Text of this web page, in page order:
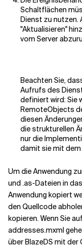
Schaltflächen
Dienst zu nutzen.
"Aktualisieren"
vom Server
Beachten Sie,
Aufrufs des
definiert wird: Sie
RemoteObjects
diesen
die strukturellen
nur die
damit sie mit
Um die Anwendung
und .as-Dateien in
Anwendung kopiert
den Quellcode
kopieren. Wenn Sie
addresses.mxml
über BlazeDS mit der